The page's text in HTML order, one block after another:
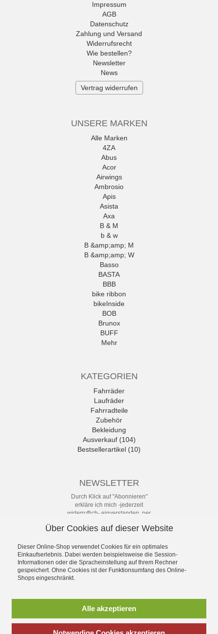
Impressum
AGB
Datenschutz
Zahlung und Versand
Widerrufsrecht
Wie bestellen?
Newsletter
News
Vertrag widerrufen
UNSERE MARKEN
Alle Marken
4ZA
Abus
Acor
Airwings
Ambrosio
Apis
Asista
Axa
B & M
b & w
B &amp;amp; M
B &amp;amp; W
Basso
BASTA
BBB
bike ribbon
bikeInside
BOB
Brunox
BUFF
Mehr
KATEGORIEN
Fahrräder
Laufräder
Fahrradteile
Zubehör
Bekleidung
Ausverkauf (104)
Bestsellerartikel (10)
NEWSLETTER
Durch Klick auf "Abonnieren"
erkläre ich mich -jederzeit
widerruflich- einverstanden, per
Abständen über Angebote und
Datenschutzerklärung mit weiteren
Details habe ich zur Kenntnis
genommen.
Abonnieren
Über Cookies auf dieser Website
Dieser Online-Shop verwendet Cookies für ein optimales
Einkaufserlebnis. Dabei werden beispielsweise die Session-
Informationen oder die Spracheinstellung auf Ihrem Rechner
gespeichert. Ohne Cookies ist der Funktionsumfang des Online-
Shops eingeschränkt.
Alle akzeptieren